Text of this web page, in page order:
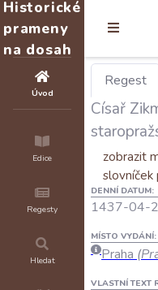
Historické
prameny
na dosah
Úvod
Edice
Regesty
Hledat
Regest
Císař
zobrazit
slovníček
DENNÍ DATUM:
1437-04-
MÍSTO VYDÁNÍ:
Praha
VLASTNÍ TEXT